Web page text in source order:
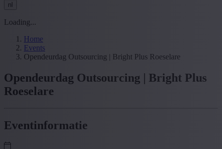
nl
Loading...
Home
Events
Opendeurdag Outsourcing | Bright Plus Roeselare
Opendeurdag Outsourcing | Bright Plus
Roeselare
Eventinformatie